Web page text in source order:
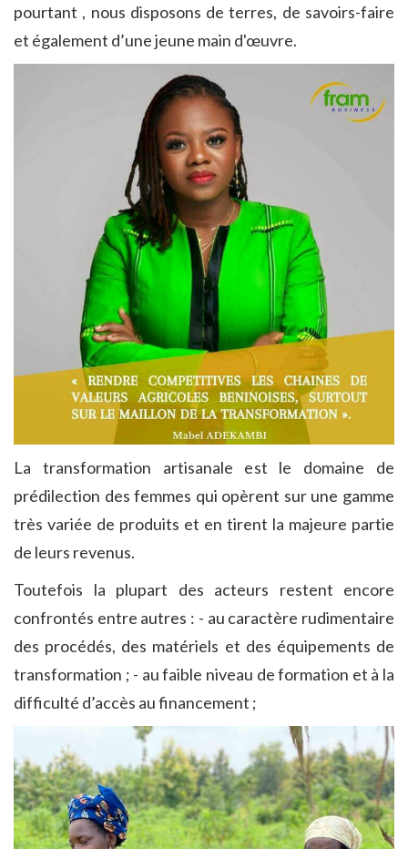
pourtant , nous disposons de terres, de savoirs-faire
et également d’une jeune main d'œuvre.
La transformation artisanale est le domaine de
prédilection des femmes qui opèrent sur une gamme
très variée de produits et en tirent la majeure partie
de leurs revenus.
Toutefois la plupart des acteurs restent encore
confrontés entre autres : - au caractère rudimentaire
des procédés, des matériels et des équipements de
transformation ; - au faible niveau de formation et à la
difficulté d’accès au financement ;